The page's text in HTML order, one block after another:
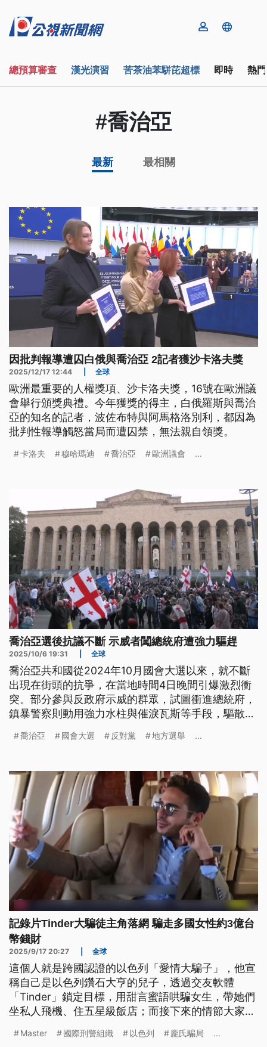
總預算審查 漢光演習 苦茶油苯駢芘超標 即時 熱
#喬治亞
最新 最相關
因批判報導遭囚白俄與喬治亞 2記者獲沙卡洛夫獎
2025/12/17 12:44 全球
歐洲最重要的人權獎項、沙卡洛夫獎，16號在歐洲議
會舉行頒獎典禮。今年獲獎的得主，白俄羅斯與喬治
亞的知名的記者，波佐布特與阿馬格洛別利，都因為
批判性報導觸怒當局而遭囚禁，無法親自領獎。
卡洛夫 穆哈瑪迪 喬治亞 歐洲議會 ...
喬治亞選後抗議不斷 示威者闖總統府遭強力驅趕
2025/10/6 19:31 全球
喬治亞共和國從2024年10月國會大選以來，就不斷
出現在街頭的抗爭，在當地時間4日晚間引爆激烈衝
突。部分參與反政府示威的群眾，試圖衝進總統府，
鎮暴警察則動用強力水柱與催淚瓦斯等手段，驅散越
受傷。
喬治亞 國會大選 反對黨 地方選舉 ...
記錄片Tinder大騙徒主角落網 騙走多國女性約3億台
幣錢財
2025/9/17 20:27 全球
這個人就是跨國認證的以色列「愛情大騙子」，他宣
稱自己是以色列鑽石大亨的兒子，透過交友軟體
「Tinder」鎖定目標，用甜言蜜語哄騙女生，帶她們
坐私人飛機、住五星級飯店；而接下來的情節大家應
但是一拿到錢，他就人間蒸發。
Master 國際刑警組織 以色列 龐氏騙局 ...